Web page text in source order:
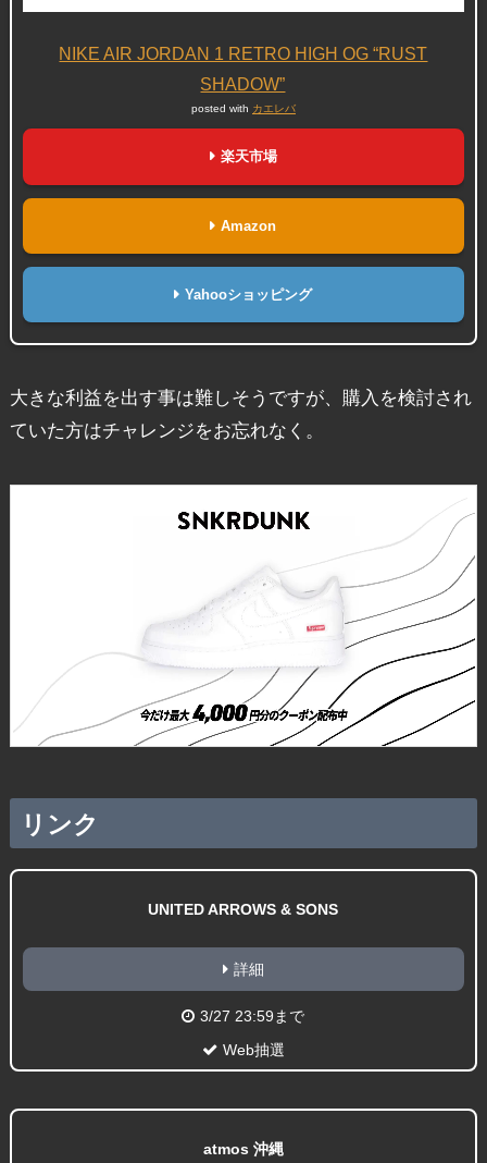
NIKE AIR JORDAN 1 RETRO HIGH OG “RUST
SHADOW”
posted with カエレバ
楽天市場
Amazon
Yahooショッピング
大きな利益を出す事は難しそうですが、購入を検討され
ていた方はチャレンジをお忘れなく。
リンク
UNITED ARROWS & SONS
詳細
3/27 23:59まで
Web抽選
atmos 沖縄